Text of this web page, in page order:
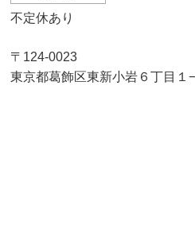
不定休あり
〒124-0023
東京都葛飾区東新小岩６丁目１